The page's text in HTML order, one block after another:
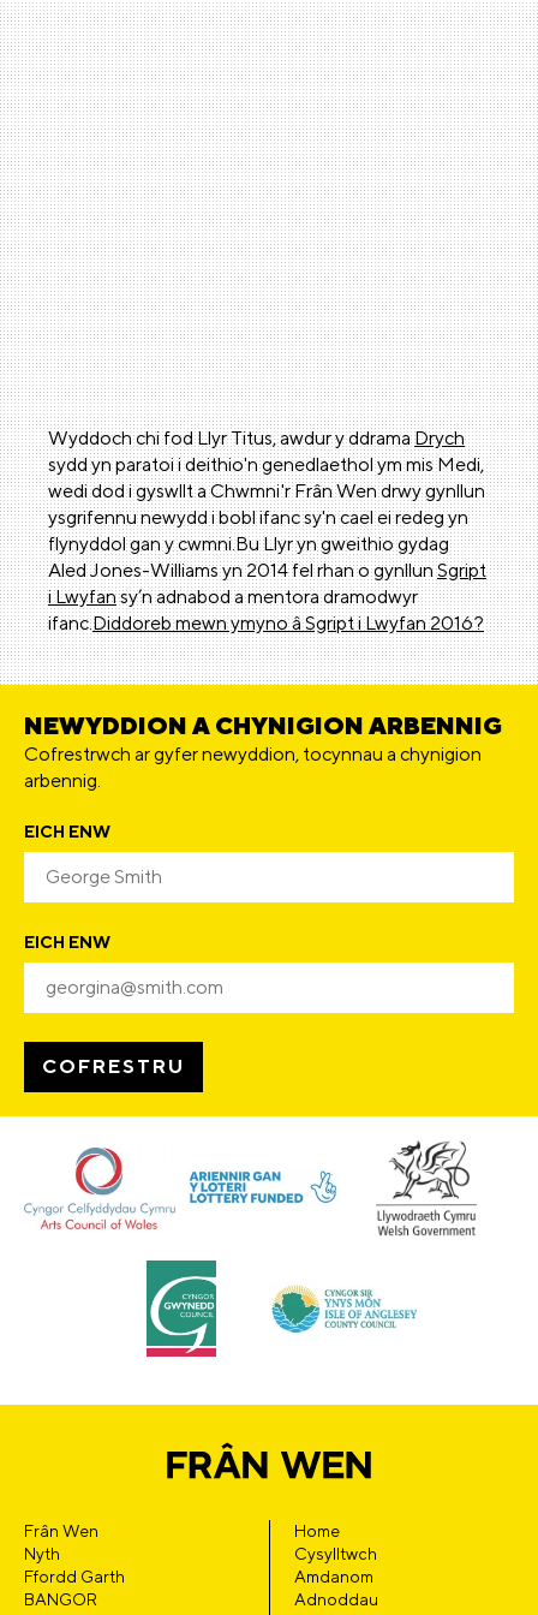
Wyddoch chi fod Llyr Titus, awdur y ddramaDrych
sydd yn paratoi i deithio'n genedlaethol ym mis Medi,
wedi dod i gyswllt a Chwmni'r Frân Wen drwy gynllun
ysgrifennu newydd i bobl ifanc sy'n cael ei redeg yn
flynyddol gan y cwmni.Bu Llyr yn gweithio gydag
Aled Jones-Williams yn 2014 fel rhan o gynllunSgript
i Lwyfansy’n adnabod a mentora dramodwyr
ifanc.Diddoreb mewn ymyno â Sgript i Lwyfan 2016?
NEWYDDION A CHYNIGION ARBENNIG
Cofrestrwch ar gyfer newyddion, tocynnau a chynigion
arbennig.
EICH ENW
EICH ENW
Frân Wen
Nyth
Ffordd Garth
BANGOR
Home
Cysylltwch
Amdanom
Adnoddau